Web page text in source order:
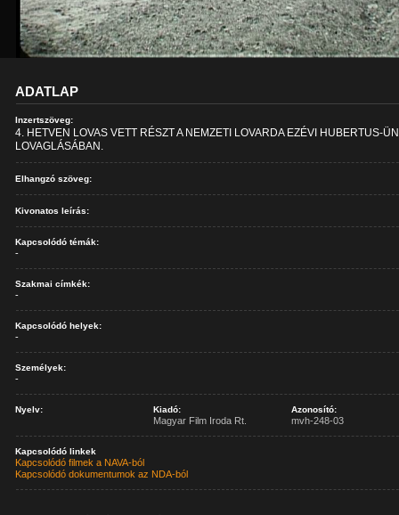
ADATLAP
Inzertszöveg:
4. HETVEN LOVAS VETT RÉSZT A NEMZETI LOVARDA EZÉVI HUBERTUS-
LOVAGLÁSÁBAN.
Elhangzó szöveg:
Kivonatos leírás:
Kapcsolódó témák:
-
Szakmai címkék:
-
Kapcsolódó helyek:
-
Személyek:
-
Nyelv: Kiadó:
Magyar Film Iroda Rt.
Azonosító:
mvh-248-03
Kapcsolódó linkek
Kapcsolódó filmek a NAVA-ból
Kapcsolódó dokumentumok az NDA-ból